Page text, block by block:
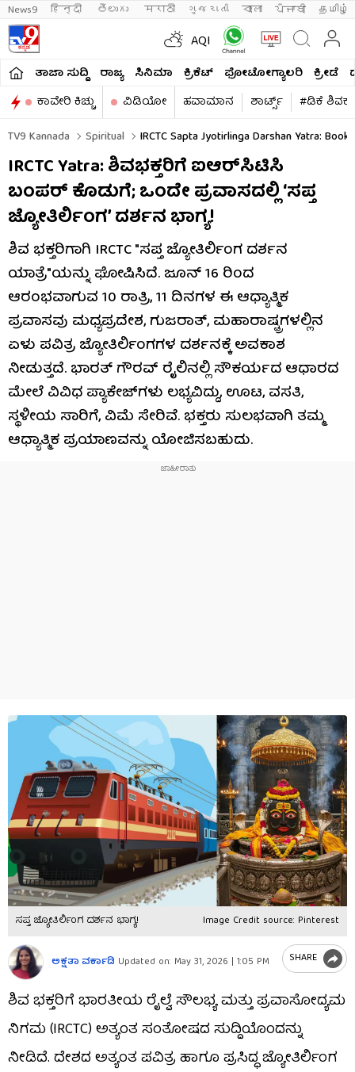
News9 हिन्दी తెలుగు मराठी ગુજરાતી বাংলা ਪੰਜਾਬੀ தமிழ்
AQI
ತಾಜಾ ಸುದ್ದಿ ರಾಜ್ಯ ಸಿನಿಮಾ ಕ್ರಿಕೆಟ್​ ಫೋಟೋಗ್ಯಾಲರಿ ಕ್ರೀಡೆ
ಕಾವೇರಿ ಕಿಚ್ಚು
ವಿಡಿಯೋ ಹವಾಮಾನ ಶಾರ್ಟ್ಸ್​
#ಡಿಕೆ
TV9 Kannada
Spiritual IRCTC Sapta Jyotirlinga Darshan Yatra:
IRCTC Yatra: ಶಿವಭಕ್ತರಿಗೆ ಐಆರ್‌ಸಿಟಿಸಿ
ಬಂಪರ್ ಕೊಡುಗೆ; ಒಂದೇ ಪ್ರವಾಸದಲ್ಲಿ ‘ಸಪ್ತ
ಜ್ಯೋತಿರ್ಲಿಂಗ’ ದರ್ಶನ ಭಾಗ್ಯ!
ಶಿವ ಭಕ್ತರಿಗಾಗಿ IRCTC "ಸಪ್ತ ಜ್ಯೋತಿರ್ಲಿಂಗ ದರ್ಶನ
ಯಾತ್ರೆ"ಯನ್ನು ಘೋಷಿಸಿದೆ. ಜೂನ್ 16 ರಿಂದ
ಆರಂಭವಾಗುವ 10 ರಾತ್ರಿ, 11 ದಿನಗಳ ಈ ಆಧ್ಯಾತ್ಮಿಕ
ಪ್ರವಾಸವು ಮಧ್ಯಪ್ರದೇಶ, ಗುಜರಾತ್, ಮಹಾರಾಷ್ಟ್ರಗಳಲ್ಲಿನ
ಏಳು ಪವಿತ್ರ ಜ್ಯೋತಿರ್ಲಿಂಗಗಳ ದರ್ಶನಕ್ಕೆ ಅವಕಾಶ
ನೀಡುತ್ತದೆ. ಭಾರತ್ ಗೌರವ್ ರೈಲಿನಲ್ಲಿ ಸೌಕರ್ಯದ ಆಧಾರದ
ಮೇಲೆ ವಿವಿಧ ಪ್ಯಾಕೇಜ್‌ಗಳು ಲಭ್ಯವಿದ್ದು, ಊಟ, ವಸತಿ,
ಸ್ಥಳೀಯ ಸಾರಿಗೆ, ವಿಮೆ ಸೇರಿವೆ. ಭಕ್ತರು ಸುಲಭವಾಗಿ ತಮ್ಮ
ಆಧ್ಯಾತ್ಮಿಕ ಪ್ರಯಾಣವನ್ನು ಯೋಜಿಸಬಹುದು.
ಸಪ್ತ ಜ್ಯೋತಿರ್ಲಿಂಗ ದರ್ಶನ ಭಾಗ್ಯ! Image Credit source: Pinterest
ಅಕ್ಷತಾ ವರ್ಕಾಡಿ Updated on: May 31, 2026 | 1:05 PM SHARE
ಶಿವ ಭಕ್ತರಿಗೆ ಭಾರತೀಯ ರೈಲ್ವೆ ಸೌಲಭ್ಯ ಮತ್ತು ಪ್ರವಾಸೋದ್ಯಮ
ನಿಗಮ (IRCTC) ಅತ್ಯಂತ ಸಂತೋಷದ ಸುದ್ದಿಯೊಂದನ್ನು
ನೀಡಿದೆ. ದೇಶದ ಅತ್ಯಂತ ಪವಿತ್ರ ಹಾಗೂ ಪ್ರಸಿದ್ಧ ಜ್ಯೋತಿರ್ಲಿಂಗ